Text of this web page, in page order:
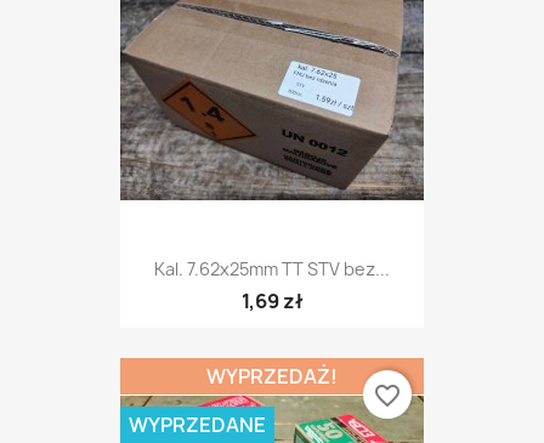
Kal. 7.62x25mm TT STV bez...
1,69 zł
WYPRZEDAŻ!
WYPRZEDANE
favorite_border